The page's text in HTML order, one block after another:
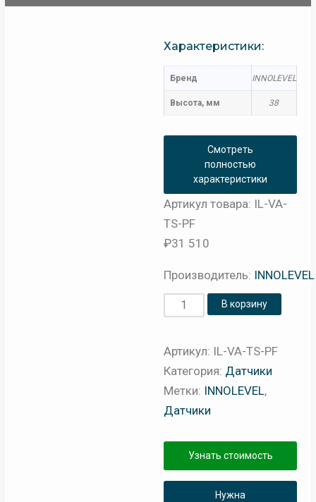
Характеристики:
Бренд INNOLEVEL
Высота, мм 38
Смотреть
полностью
характеристики
Артикул товара: IL-VA-
TS-PF
31 510
₽
Производитель: INNOLEVEL
Количество
товара
датчик
INNOLEVEL,
-40
+150°С,
Pmax=40
В корзину
Артикул: IL-VA-TS-PF
Категория: Датчики
Метки: INNOLEVEL,
Датчики
Узнать стоимость
Нужна